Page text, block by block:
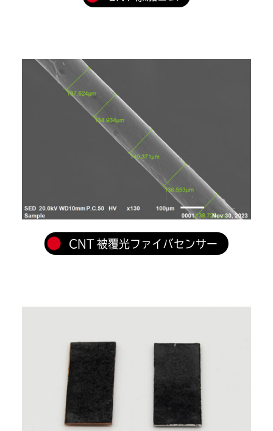
CNT 被覆光ファイバセンサー